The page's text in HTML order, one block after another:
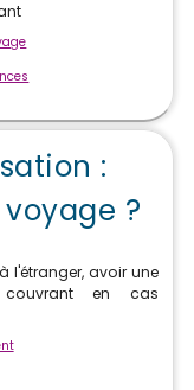
:
?
l'étranger, avoir une
en cas